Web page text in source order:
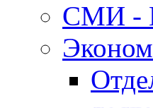
СМИ -